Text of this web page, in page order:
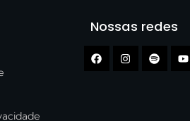
Nossas redes